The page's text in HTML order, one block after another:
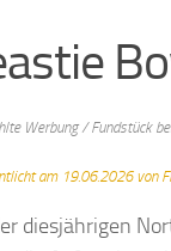
Werbung / Fundstück
am 19.06.2026 von
diesjährigen